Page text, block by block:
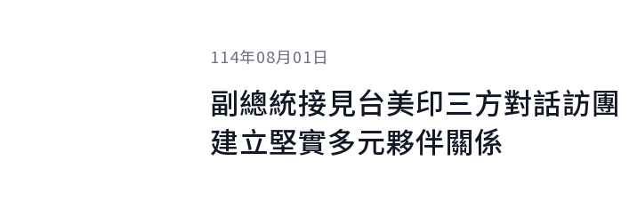
114年08月01日
副總統接見台美印三方對話訪
建立堅實多元夥伴關係